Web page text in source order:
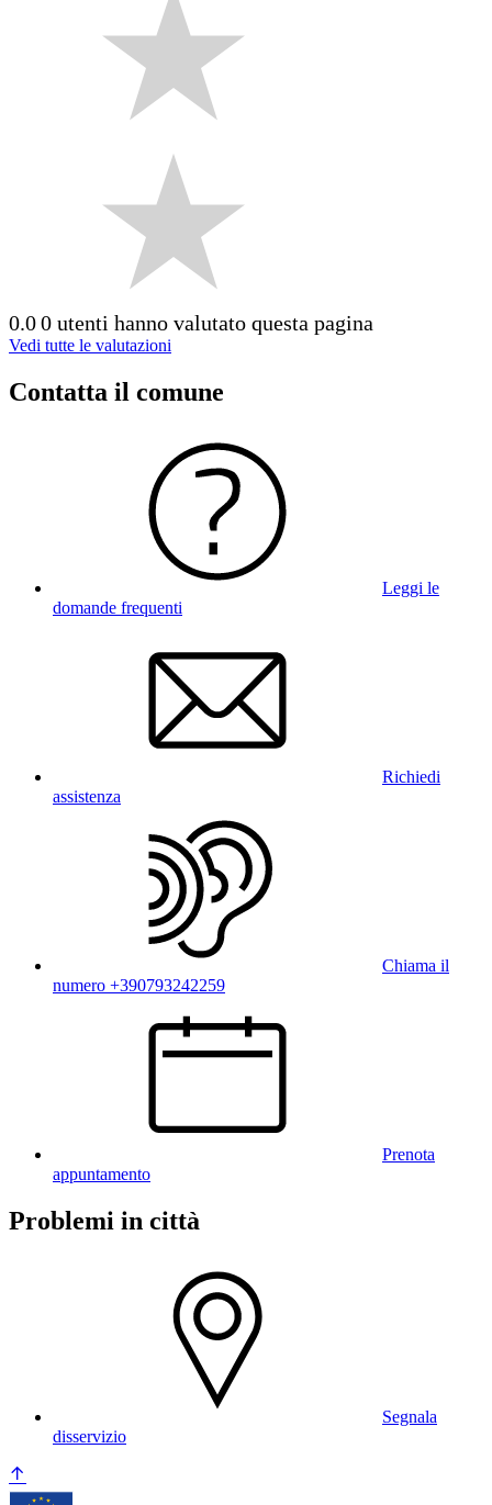
0.00 utenti hanno valutato questa pagina
Vedi tutte le valutazioni
Contatta il comune
Leggi le
domande frequenti
Richiedi
assistenza
Chiama il
numero +390793242259
Prenota
appuntamento
Problemi in città
Segnala
disservizio